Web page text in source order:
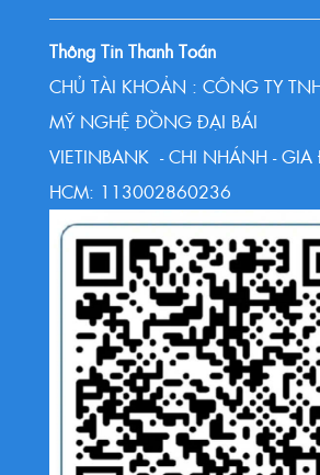
Thông Tin Thanh Toán
CHỦ TÀI KHOẢN : CÔNG TY
MỸ NGHỆ ĐỒNG ĐẠI BÁI
VIETINBANK - CHI NHÁNH - GIA
HCM: 113002860236